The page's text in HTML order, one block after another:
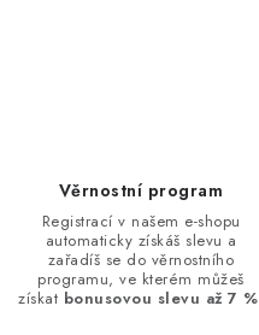
p
Věrnostní program
Registrací v našem e-shopu
automaticky získáš slevu a
zařadíš se do věrnostního
programu, ve kterém můžeš
získat bonusovou slevu až 7 %